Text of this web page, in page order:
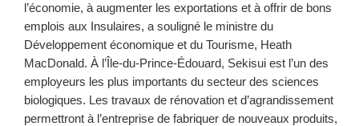
l’économie, à augmenter les exportations et à offrir de bons
emplois aux Insulaires, a souligné le ministre du
Développement économique et du Tourisme, Heath
MacDonald. À l’Île-du-Prince-Édouard, Sekisui est l’un des
employeurs les plus importants du secteur des sciences
biologiques. Les travaux de rénovation et d’agrandissement
permettront à l’entreprise de fabriquer de nouveaux produits,